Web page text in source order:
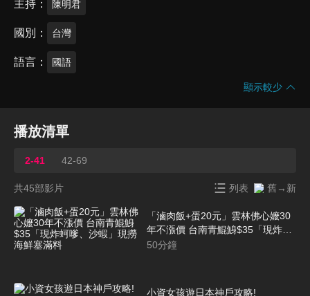
主持 陳明君
國別 台灣
語言 國語
顯示較少
播放清單
2-41 42-69
共45部影片 列表 舊→新
「滷肉飯+蛋20元」雲林佛心嬤30
年不漲價 台南青鯤鯓$35「現炸蚵
嗲、沙蝦」現撈海鮮塞滿料
50分鐘
小資女孩遊日本神戶攻略!